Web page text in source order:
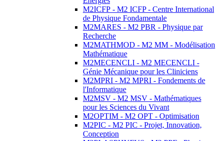
M2ICFP - M2 ICFP - Centre International
de Physique Fondamentale
M2MARES - M2 PBR - Physique par
Recherche
M2MATHMOD - M2 MM - Modélisation
Mathématique
M2MECENCLI - M2 MECENCLI -
Génie Mécanique pour les Cliniciens
M2MPRI - M2 MPRI - Fondements de
l'Informatique
M2MSV - M2 MSV - Mathématiques
pour les Sciences du Vivant
M2OPTIM - M2 OPT - Optimisation
M2PIC - M2 PIC - Projet, Innovation,
Conception